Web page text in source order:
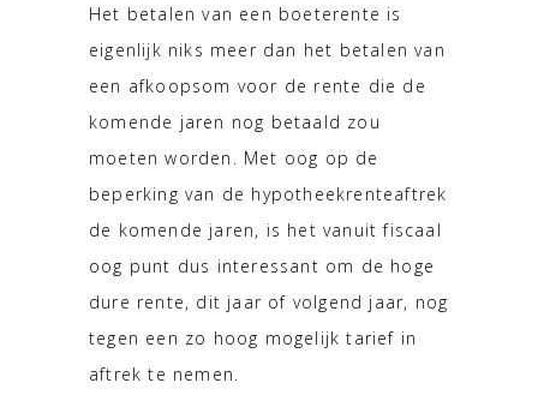
Het betalen van een boeterente is
eigenlijk niks meer dan het betalen van
een afkoopsom voor de rente die de
komende jaren nog betaald zou
moeten worden. Met oog op de
beperking van de hypotheekrenteaftrek
de komende jaren, is het vanuit fiscaal
oog punt dus interessant om de hoge
dure rente, dit jaar of volgend jaar, nog
tegen een zo hoog mogelijk tarief in
aftrek te nemen.